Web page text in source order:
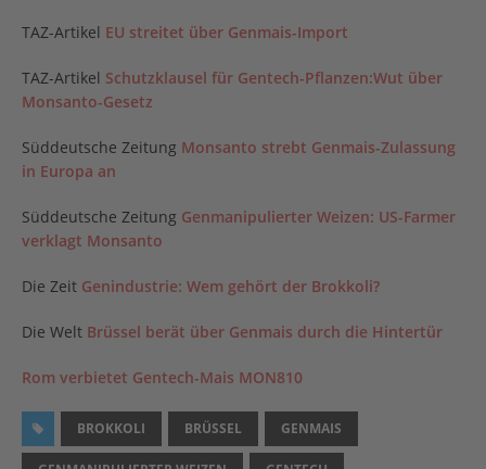
TAZ-Artikel EU streitet über Genmais-Import
TAZ-Artikel Schutzklausel für Gentech-Pflanzen:Wut über
Monsanto-Gesetz
Süddeutsche Zeitung Monsanto strebt Genmais-Zulassung
in Europa an
Süddeutsche Zeitung Genmanipulierter Weizen: US-Farmer
verklagt Monsanto
Die Zeit Genindustrie: Wem gehört der Brokkoli?
Die Welt Brüssel berät über Genmais durch die Hintertür
Rom verbietet Gentech-Mais MON810
BROKKOLI BRÜSSEL GENMAIS